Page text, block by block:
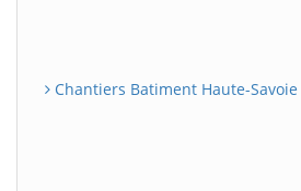
Chantiers Batiment Haute-Savoie